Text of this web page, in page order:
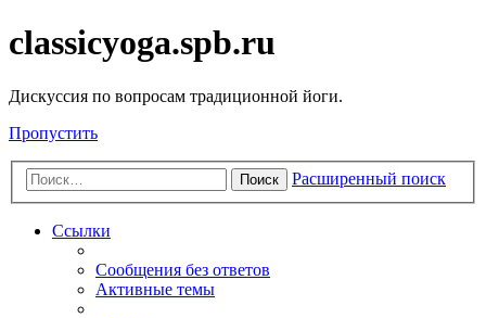
classicyoga.spb.ru
Дискуссия по вопросам традиционной йоги.
Пропустить
Поиск Расширенный поиск
Ссылки
Сообщения без ответов
Активные темы